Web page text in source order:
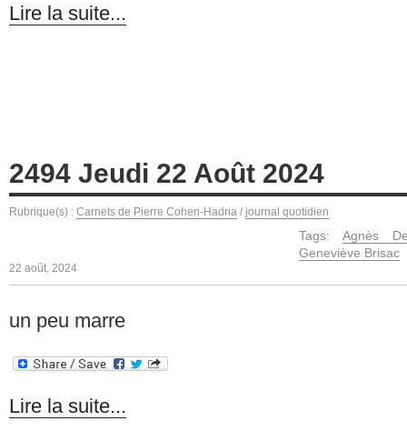
Lire la suite...
2494 Jeudi 22 Août 2024
Rubrique(s) : Carnets de Pierre Cohen-Hadria / journal quotidien
Tags: Agnès
Geneviève Brisac
22 août, 2024
un peu marre
Lire la suite...